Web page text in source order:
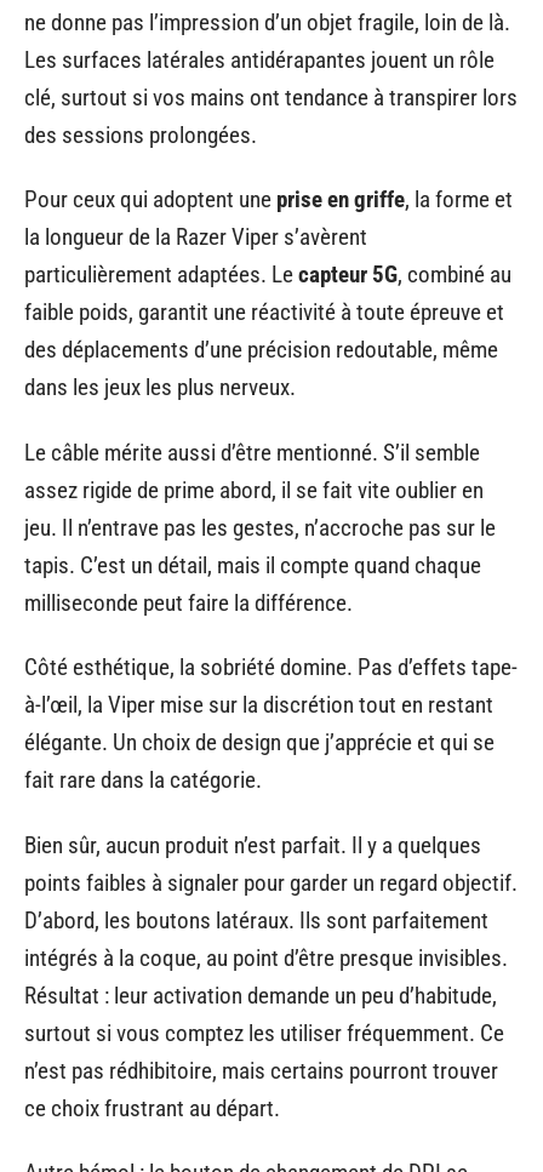
ne donne pas l’impression d’un objet fragile, loin de là.
Les surfaces latérales antidérapantes jouent un rôle
clé, surtout si vos mains ont tendance à transpirer lors
des sessions prolongées.
Pour ceux qui adoptent une prise en griffe, la forme et
la longueur de la Razer Viper s’avèrent
particulièrement adaptées. Lecapteur 5G, combiné au
faible poids, garantit une réactivité à toute épreuve et
des déplacements d’une précision redoutable, même
dans les jeux les plus nerveux.
Le câble mérite aussi d’être mentionné. S’il semble
assez rigide de prime abord, il se fait vite oublier en
jeu. Il n’entrave pas les gestes, n’accroche pas sur le
tapis. C’est un détail, mais il compte quand chaque
milliseconde peut faire la différence.
Côté esthétique, la sobriété domine. Pas d’effets tape-
à-l’œil, la Viper mise sur la discrétion tout en restant
élégante. Un choix de design que j’apprécie et qui se
fait rare dans la catégorie.
Bien sûr, aucun produit n’est parfait. Il y a quelques
points faibles à signaler pour garder un regard objectif.
D’abord, les boutons latéraux. Ils sont parfaitement
intégrés à la coque, au point d’être presque invisibles.
Résultat : leur activation demande un peu d’habitude,
surtout si vous comptez les utiliser fréquemment. Ce
n’est pas rédhibitoire, mais certains pourront trouver
ce choix frustrant au départ.